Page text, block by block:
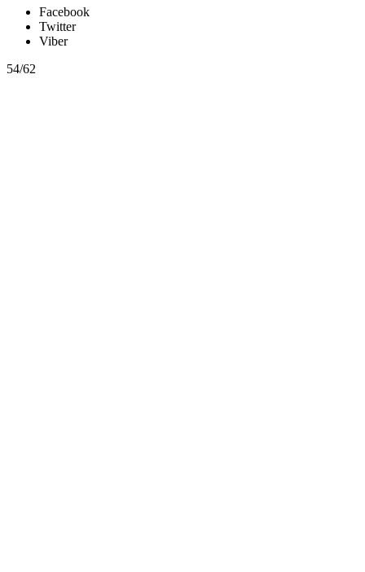
Facebook
Twitter
Viber
54/62